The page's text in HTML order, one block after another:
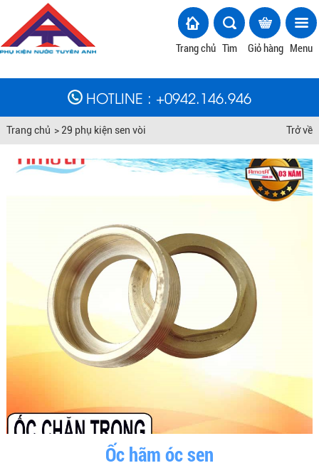
Trang chủ Tìm Giỏ hàng Menu
HOTLINE : +0942.146.946
Trang chủ > 29 phụ kiện sen vòi Trở về
Ốc hãm óc sen